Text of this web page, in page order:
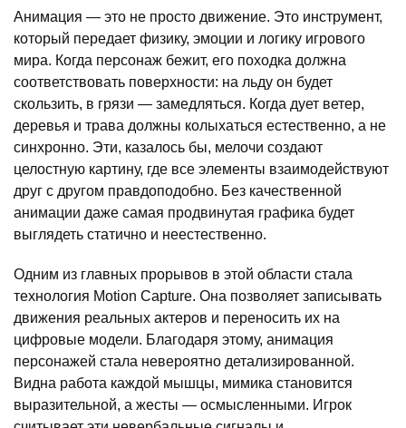
Анимация — это не просто движение. Это инструмент,
который передает физику, эмоции и логику игрового
мира. Когда персонаж бежит, его походка должна
соответствовать поверхности: на льду он будет
скользить, в грязи — замедляться. Когда дует ветер,
деревья и трава должны колыхаться естественно, а не
синхронно. Эти, казалось бы, мелочи создают
целостную картину, где все элементы взаимодействуют
друг с другом правдоподобно. Без качественной
анимации даже самая продвинутая графика будет
выглядеть статично и неестественно.
Одним из главных прорывов в этой области стала
технология Motion Capture. Она позволяет записывать
движения реальных актеров и переносить их на
цифровые модели. Благодаря этому, анимация
персонажей стала невероятно детализированной.
Видна работа каждой мышцы, мимика становится
выразительной, а жесты — осмысленными. Игрок